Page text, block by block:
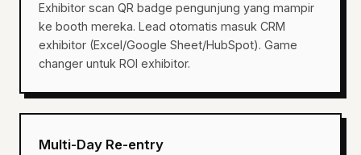
Exhibitor scan QR badge pengunjung yang mampir
ke booth mereka. Lead otomatis masuk CRM
exhibitor (Excel/Google Sheet/HubSpot). Game
changer untuk ROI exhibitor.
Multi-Day Re-entry